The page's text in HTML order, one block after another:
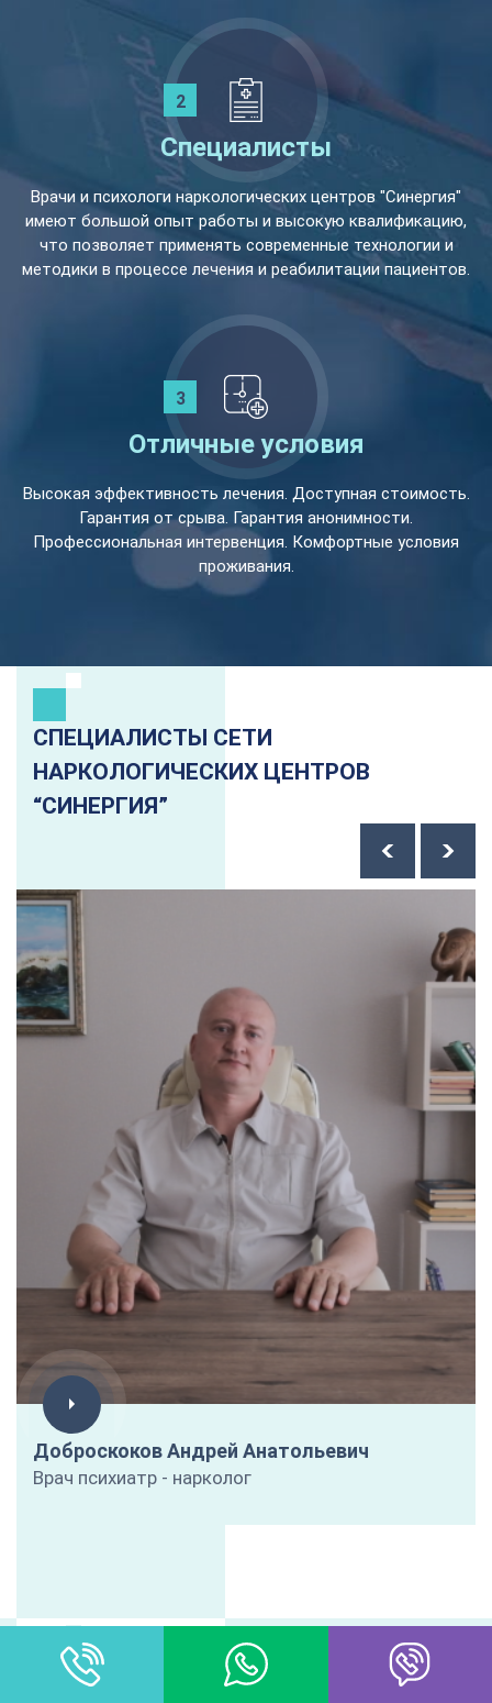
Специалисты
Врачи и психологи наркологических центров "Синергия"
имеют большой опыт работы и высокую квалификацию,
что позволяет применять современные технологии и
методики в процессе лечения и реабилитации пациентов.
Отличные условия
Высокая эффективность лечения. Доступная стоимость.
Гарантия от срыва. Гарантия анонимности.
Профессиональная интервенция. Комфортные условия
проживания.
СПЕЦИАЛИСТЫ СЕТИ
НАРКОЛОГИЧЕСКИХ ЦЕНТРОВ
“СИНЕРГИЯ”
Доброскоков Андрей Анатольевич
Врач психиатр - нарколог
ЦЕНЫ